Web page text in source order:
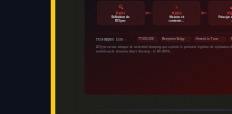
🔍
ÉTAPE 1
Définition de
DCSync
⚡
ÉTAPE 2
Histoire et
contexte…
Principe
TECHNIQUES CLÉS : T1003.006 Benjamin Delpy Vincent Le Toux
DCSync est une attaque de credential dumping qui exploite le protocole légitime de réplication
contrôleurs de domaine Active Directory , le MS-DRSR…